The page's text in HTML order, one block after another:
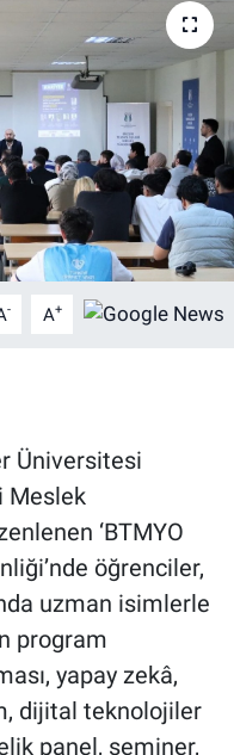
- A+
Üniversitesi
Meslek
‘BTMYO
öğrenciler,
uzman isimlerle
program
yapay zekâ,
dijital teknolojiler
panel, seminer,